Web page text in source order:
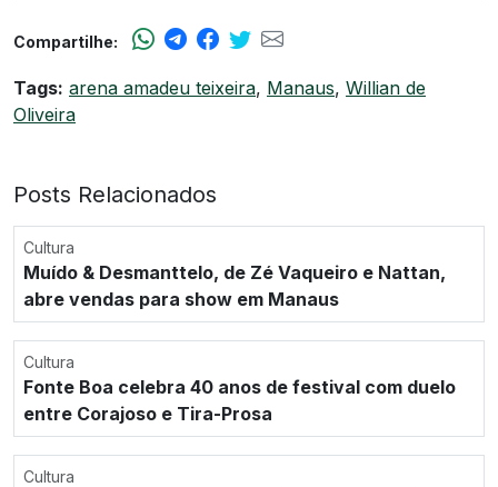
Compartilhe:
Tags: arena amadeu teixeira, Manaus, Willian de
Oliveira
Posts Relacionados
Cultura
Muído & Desmanttelo, de Zé Vaqueiro e Nattan,
abre vendas para show em Manaus
Cultura
Fonte Boa celebra 40 anos de festival com duelo
entre Corajoso e Tira-Prosa
Cultura